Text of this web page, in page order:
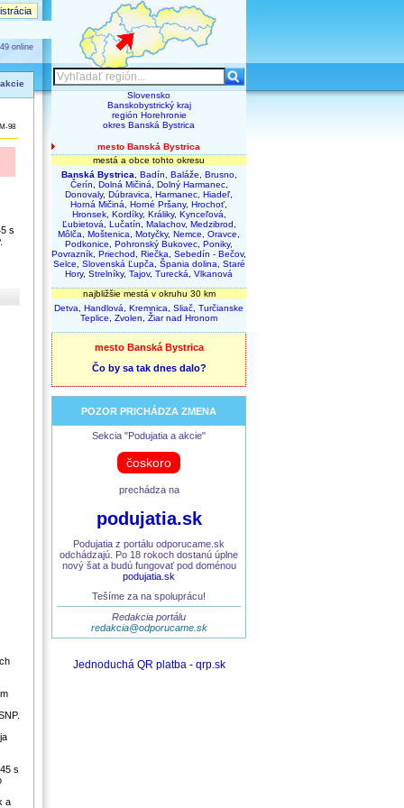
online
M-98
s
s
a
Slovensko
Banskobystrický kraj
región Horehronie
okres Banská Bystrica
mesto Banská Bystrica
mestá a obce tohto okresu
Banská Bystrica
Badín Baláže Brusno,
Čerín
Dolná Mičiná Dolný Harmanec,
Donovaly, Dúbravica Harmanec Hiadeľ
Horná Mičiná
Horné Pršany, Hrochoť
Hronsek, Kordíky, Králiky, Kynceľová
Ľubietová
Lučatín Malachov, Medzibrod
Môlča
Moštenica Motyčky, Nemce Oravce
Podkonice
Pohronský Bukovec Poniky,
Povrazník Priechod Riečka Sebedín - Bečov,
Selce
Slovenská Ľupča Špania dolina
Staré
Hory, Strelníky, Tajov, Turecká
Vlkanová
najbližšie mestá v okruhu 30 km
Detva
Handlová Kremnica Sliač Turčianske
Teplice
Zvolen Žiar nad Hronom
mesto Banská Bystrica
Čo by sa tak dnes dalo?
POZOR PRICHÁDZA ZMENA
Sekcia "Podujatia a akcie"
čoskoro
prechádza na
podujatia.sk
Podujatia z portálu odporucame.sk
odchádzajú. Po 18 rokoch dostanú úplne
nový šat a budú fungovať pod doménou
podujatia.sk
Tešíme za na spoluprácu!
Redakcia portálu
redakcia@odporucame.sk
Jednoduchá QR platba - qrp.sk